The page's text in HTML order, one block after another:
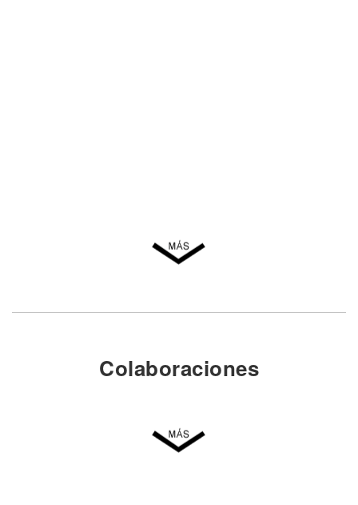
Colaboraciones